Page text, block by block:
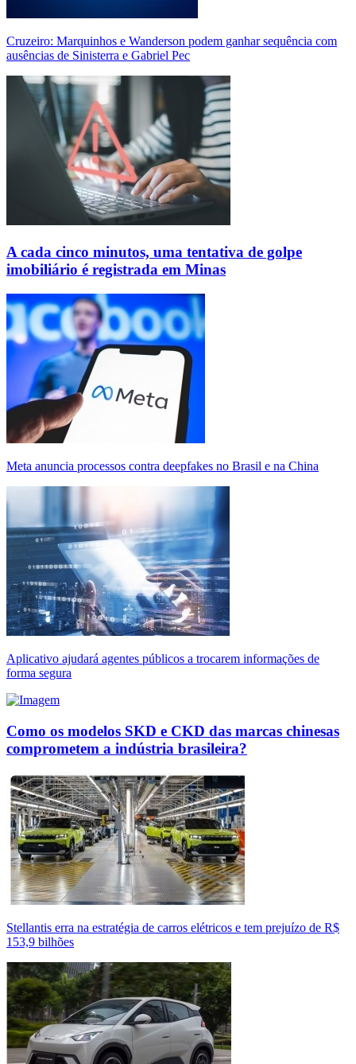
Cruzeiro: Marquinhos e Wanderson podem ganhar sequência com
ausências de Sinisterra e Gabriel Pec
A cada cinco minutos, uma tentativa de golpe
imobiliário é registrada em Minas
Meta anuncia processos contra deepfakes no Brasil e na China
Aplicativo ajudará agentes públicos a trocarem informações de
forma segura
Como os modelos SKD e CKD das marcas chinesas
comprometem a indústria brasileira?
Stellantis erra na estratégia de carros elétricos e tem prejuízo de R$
153,9 bilhões